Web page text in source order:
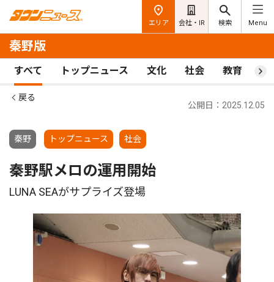
エリア 会社・IR 検索 Menu
秦野版
すべて トップニュース 文化 社会 教育 ス
戻る
秦野 トップニュース 社会
公開日：2025.12.05
秦野駅メロの運用開始
LUNA SEAがサプライズ登場